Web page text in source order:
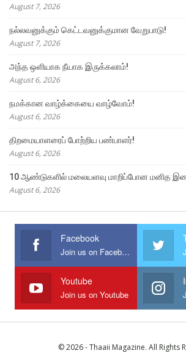
August 7, 2026
நல்லவனுக்கும் கெட்டவனுக்குமான வேறுபாடு!
August 7, 2026
அந்த ஒளியாக நீயாக இருக்கலாம்!
August 6, 2026
நமக்கான வாழ்க்கையை வாழ்வோம்!
August 6, 2026
திறமையாளரைப் போற்றிய பண்பாளர்!
August 6, 2026
10 ஆண்டுகளில் மலையளவு மாறிப்போன மனித
August 6, 2026
Facebook
Join us on Facebook
Youtube
Join us on Youtube
© 2026 - Thaaii Magazine. All Rights